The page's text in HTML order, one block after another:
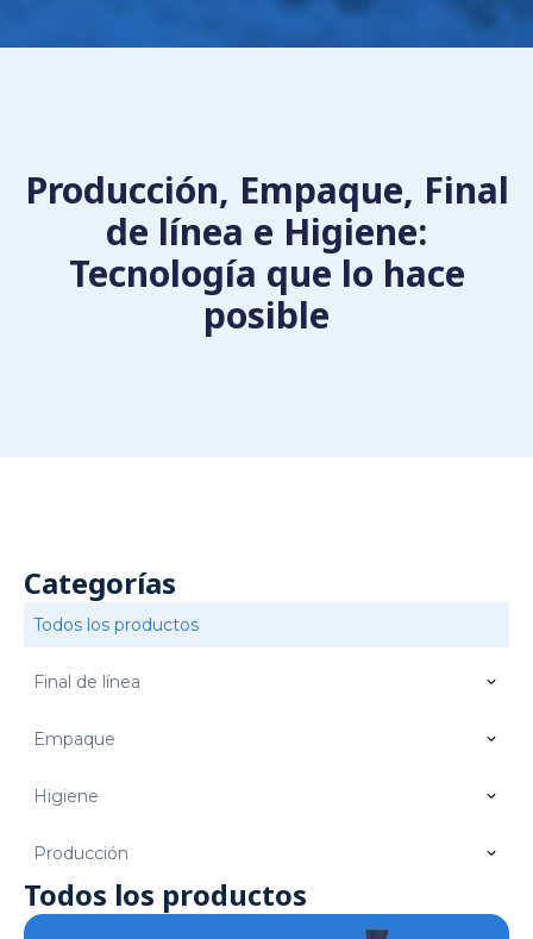
Producción, Empaque, Final
de línea e Higiene:
Tecnología que lo hace
posible
Categorías
Final de línea
Empaque
Higiene
Producción
Todos los productos
Todos los productos